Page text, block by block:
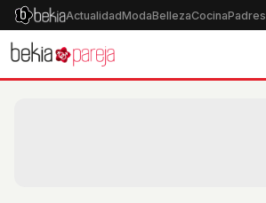
ActualidadModaBellezaCocinaPadres